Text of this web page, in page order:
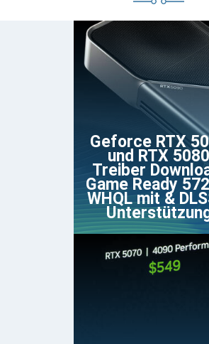
Geforce RTX
und RTX 5080
Treiber
Game Ready
WHQL mit &